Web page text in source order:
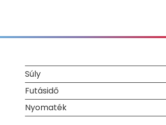
Súly
Futásidő
Nyomaték